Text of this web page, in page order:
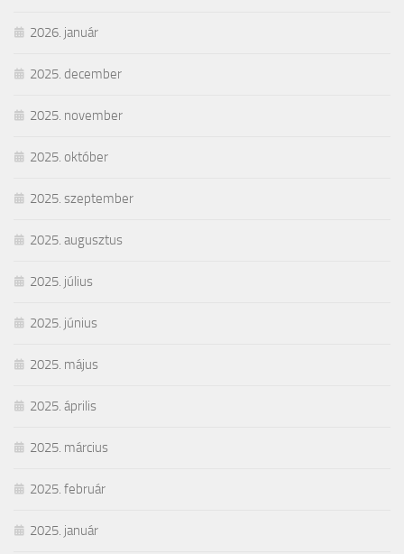
2026. január
2025. december
2025. november
2025. október
2025. szeptember
2025. augusztus
2025. július
2025. június
2025. május
2025. április
2025. március
2025. február
2025. január